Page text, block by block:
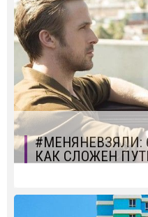
#МЕНЯНЕВЗЯЛИ:
КАК СЛОЖЕН